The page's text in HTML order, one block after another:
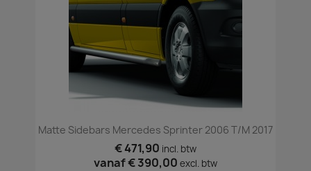
Matte Sidebars Mercedes Sprinter 2006 T/m 2017
€ 471,90 incl. btw
vanaf€ 390,00 excl. btw